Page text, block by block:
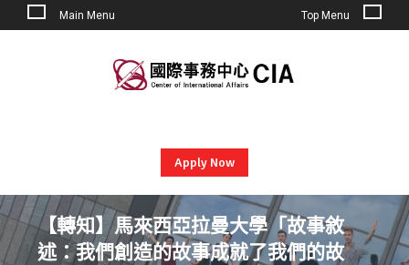
Main Menu Top Menu
Apply Now
【轉知】馬來西亞拉曼大學「故事敘
述：我們創造的故事成就了我們的故